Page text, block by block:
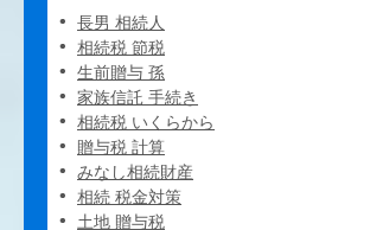
長男 相続人
相続税 節税
生前贈与 孫
家族信託 手続き
相続税 いくらから
贈与税 計算
みなし相続財産
相続 税金対策
土地 贈与税